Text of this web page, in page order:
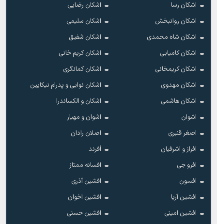
اشکان رسا
اشکان رضایی
اشکان روانبخش
اشکان سلیمی
اشکان شاه محمدی
اشکان شفیق
اشکان کامیابی
اشکان کریم خانی
اشکان کریمخانی
اشکان کمانگری
اشکان مهدوی
اشکان نوایی و پدرام نیکایین
اشکان هاشمی
اشکان و الکساندرا
اشوان
اشوان و مهیار
اصغر قنبری
اصلان رادان
افراز و اشرفیان
اَفرند
افرو جی
افسانه ممتاز
افسون
افشین آذری
افشین آریا
افشین اخوان
افشین امینی
افشین حسنی